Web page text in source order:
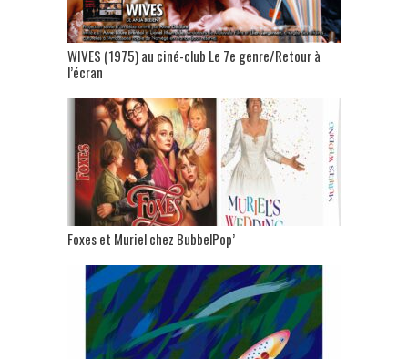
WIVES (1975) au ciné-club Le 7e genre/Retour à
l’écran
Foxes et Muriel chez BubbelPop’